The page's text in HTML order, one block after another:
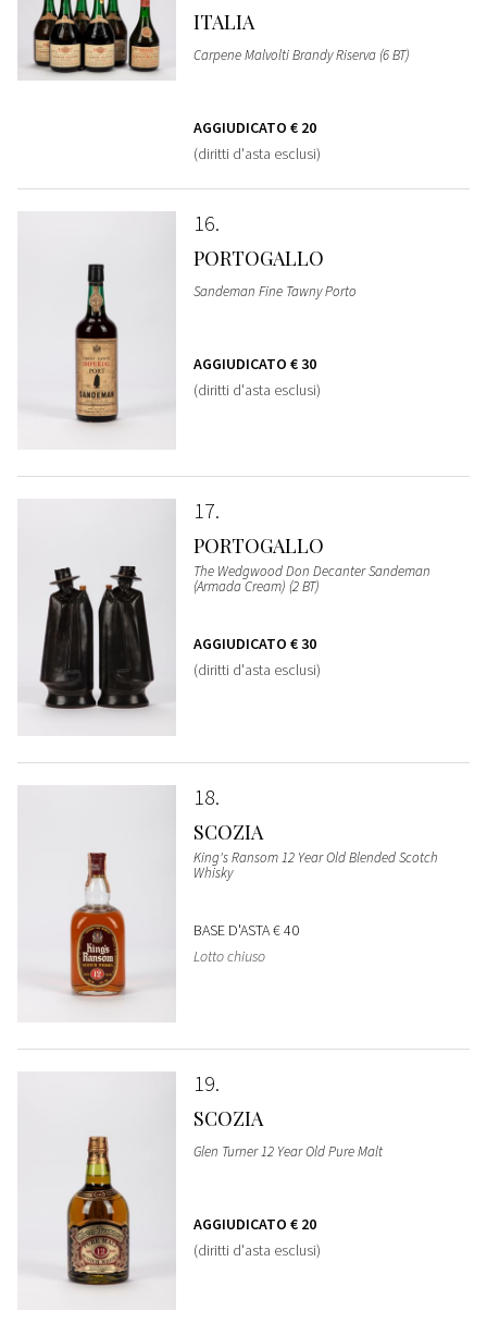
ITALIA
Carpene Malvolti Brandy Riserva (6 BT)
AGGIUDICATO € 20
(diritti d'asta esclusi)
16
PORTOGALLO
Sandeman Fine Tawny Porto
AGGIUDICATO € 30
(diritti d'asta esclusi)
17
PORTOGALLO
The Wedgwood Don Decanter Sandeman
(Armada Cream) (2 BT)
AGGIUDICATO € 30
(diritti d'asta esclusi)
18
SCOZIA
King's Ransom 12 Year Old Blended Scotch
Whisky
BASE D'ASTA€ 40
Lotto chiuso
19
SCOZIA
Glen Turner 12 Year Old Pure Malt
AGGIUDICATO € 20
(diritti d'asta esclusi)